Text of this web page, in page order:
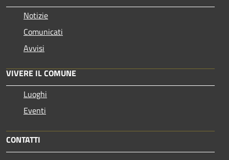
Notizie
Comunicati
Avvisi
VIVERE IL COMUNE
Luoghi
Eventi
CONTATTI